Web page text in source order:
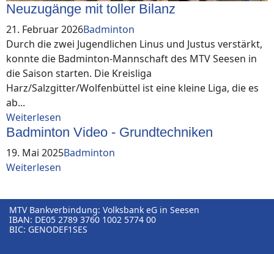
Neuzugänge mit toller Bilanz
21. Februar 2026Badminton
Durch die zwei Jugendlichen Linus und Justus verstärkt,
konnte die Badminton-Mannschaft des MTV Seesen in
die Saison starten. Die Kreisliga
Harz/Salzgitter/Wolfenbüttel ist eine kleine Liga, die es
ab...
Weiterlesen
Badminton Video - Grundtechniken
19. Mai 2025Badminton
Weiterlesen
MTV Bankverbindung: Volksbank eG in Seesen
IBAN: DE05⁠ 2789⁠ 3760⁠ 1002⁠ 5774⁠ 00
BIC: GENODEF1SES